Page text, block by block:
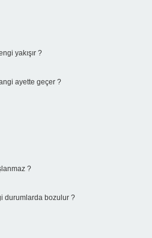
yakışır ?
ayette geçer ?
?
durumlarda bozulur ?